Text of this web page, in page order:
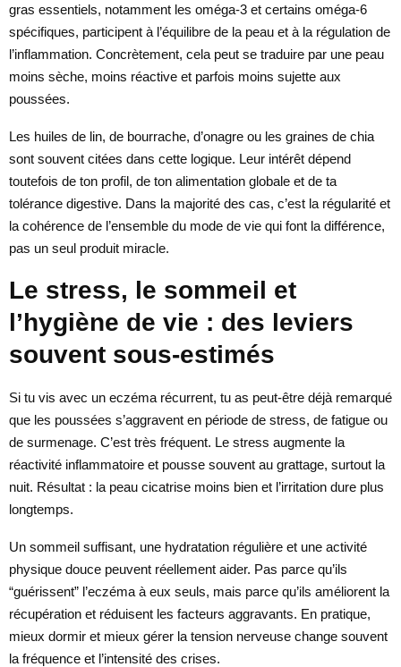
gras essentiels, notamment les oméga-3 et certains oméga-6
spécifiques, participent à l’équilibre de la peau et à la régulation de
l’inflammation. Concrètement, cela peut se traduire par une peau
moins sèche, moins réactive et parfois moins sujette aux
poussées.
Les huiles de lin, de bourrache, d’onagre ou les graines de chia
sont souvent citées dans cette logique. Leur intérêt dépend
toutefois de ton profil, de ton alimentation globale et de ta
tolérance digestive. Dans la majorité des cas, c’est la régularité et
la cohérence de l’ensemble du mode de vie qui font la différence,
pas un seul produit miracle.
Le stress, le sommeil et
l’hygiène de vie : des leviers
souvent sous-estimés
Si tu vis avec un eczéma récurrent, tu as peut-être déjà remarqué
que les poussées s’aggravent en période de stress, de fatigue ou
de surmenage. C’est très fréquent. Le stress augmente la
réactivité inflammatoire et pousse souvent au grattage, surtout la
nuit. Résultat : la peau cicatrise moins bien et l’irritation dure plus
longtemps.
Un sommeil suffisant, une hydratation régulière et une activité
physique douce peuvent réellement aider. Pas parce qu’ils
“guérissent” l’eczéma à eux seuls, mais parce qu’ils améliorent la
récupération et réduisent les facteurs aggravants. En pratique,
mieux dormir et mieux gérer la tension nerveuse change souvent
la fréquence et l’intensité des crises.